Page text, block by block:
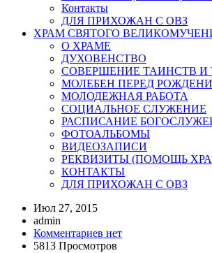
Контакты
ДЛЯ ПРИХОЖАН С ОВЗ
ХРАМ СВЯТОГО
О ХРАМЕ
ДУХОВЕНСТВО
СОВЕРШЕНИЕ ТАИНСТВ И
МОЛЕБЕН ПЕРЕД
МОЛОДЕЖНАЯ РАБОТА
СОЦИАЛЬНОЕ СЛУЖЕНИЕ
РАСПИСАНИЕ
ФОТОАЛЬБОМЫ
ВИДЕОЗАПИСИ
РЕКВИЗИТЫ (ПОМОЩЬ
КОНТАКТЫ
ДЛЯ ПРИХОЖАН С ОВЗ
Июл 27, 2015
admin
Комментариев нет
5813 Просмотров